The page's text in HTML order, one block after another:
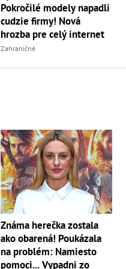
Pokročilé modely napadli
cudzie firmy! Nová
hrozba pre celý internet
Zahraničné
Známa herečka zostala
ako obarená! Poukázala
na problém: Namiesto
pomoci... Vypadni zo